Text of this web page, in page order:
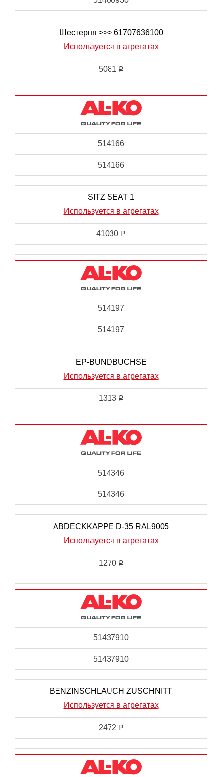
Шестерня >>> 61707636100
Используется в агрегатах
5081 i
514166
514166
SITZ SEAT 1
Используется в агрегатах
41030 i
514197
514197
EP-BUNDBUCHSE
Используется в агрегатах
1313 i
514346
514346
ABDECKKAPPE D-35 RAL9005
Используется в агрегатах
1270 i
51437910
51437910
BENZINSCHLAUCH ZUSCHNITT
Используется в агрегатах
2472 i